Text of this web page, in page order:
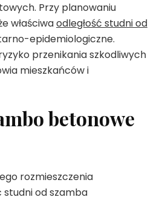
Przy planowaniu
właściwaodległość studni od
epidemiologiczne.
przenikania szkodliwych
mieszkańców i
betonowe
rozmieszczenia
studni od szamba